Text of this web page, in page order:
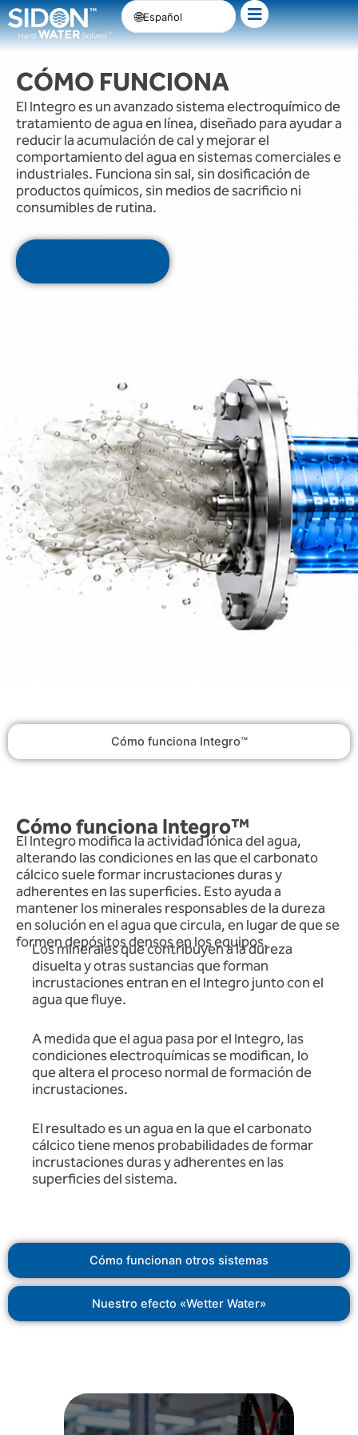
Ir
al
contenido
Español
CÓMO FUNCIONA
El Integro es un avanzado sistema electroquímico de
tratamiento de agua en línea, diseñado para ayudar a
reducir la acumulación de cal y mejorar el
comportamiento del agua en sistemas comerciales e
industriales. Funciona sin sal, sin dosificación de
productos químicos, sin medios de sacrificio ni
consumibles de rutina.
Cómo funciona Integro™
Cómo funcionan otros sistemas
Nuestro efecto «Wetter Water»
Cómo funciona Integro™
El Integro modifica la actividad iónica del agua,
alterando las condiciones en las que el carbonato
cálcico suele formar incrustaciones duras y
adherentes en las superficies. Esto ayuda a
mantener los minerales responsables de la dureza
en solución en el agua que circula, en lugar de que se
formen depósitos densos en los equipos.
Los minerales que contribuyen a la dureza
disuelta y otras sustancias que forman
incrustaciones entran en el Integro junto con el
agua que fluye.
A medida que el agua pasa por el Integro, las
condiciones electroquímicas se modifican, lo
que altera el proceso normal de formación de
incrustaciones.
El resultado es un agua en la que el carbonato
cálcico tiene menos probabilidades de formar
incrustaciones duras y adherentes en las
superficies del sistema.
accesorios y los equipos.